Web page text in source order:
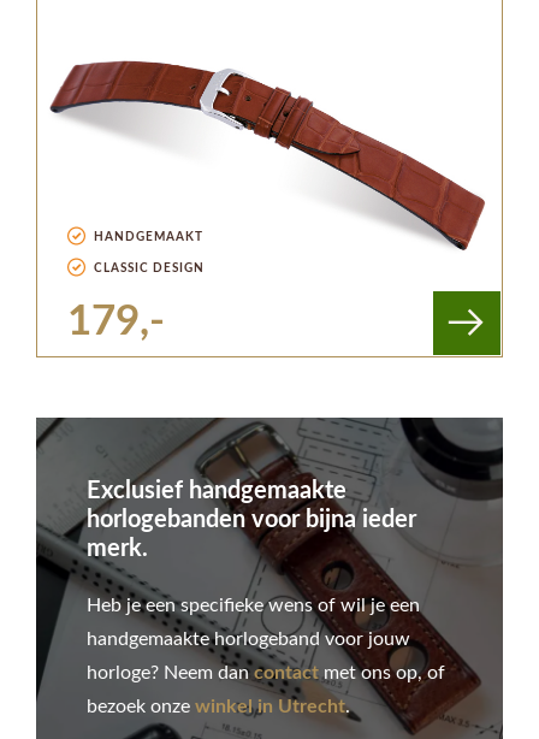
HANDGEMAAKT
CLASSIC DESIGN
179,-
Exclusief handgemaakte
horlogebanden voor bijna ieder
merk.
Heb je een specifieke wens of wil je een
handgemaakte horlogeband voor jouw
horloge? Neem dan contact met ons op, of
bezoek onze winkel in Utrecht.